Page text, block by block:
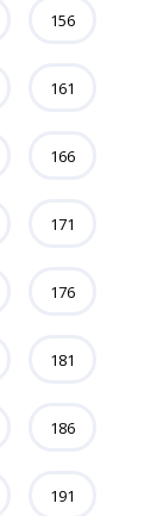
156
161
166
171
176
181
186
191